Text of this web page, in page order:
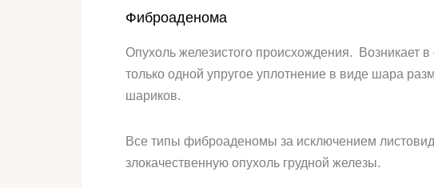
Фиброаденома
Опухоль железистого происхождения. Возникает
только одной упругое уплотнение в виде шара
шариков.
Все типы фиброаденомы за исключением
злокачественную опухоль грудной железы.